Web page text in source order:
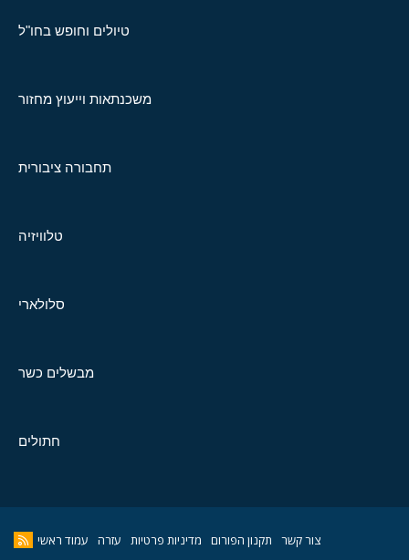
טיולים וחופש בחו"ל
משכנתאות וייעוץ מחזור
תחבורה ציבורית
טלוויזיה
סלולארי
מבשלים כשר
חתולים
צור קשר תקנון הפורום מדיניות פרטיות עזרה עמוד ראשי